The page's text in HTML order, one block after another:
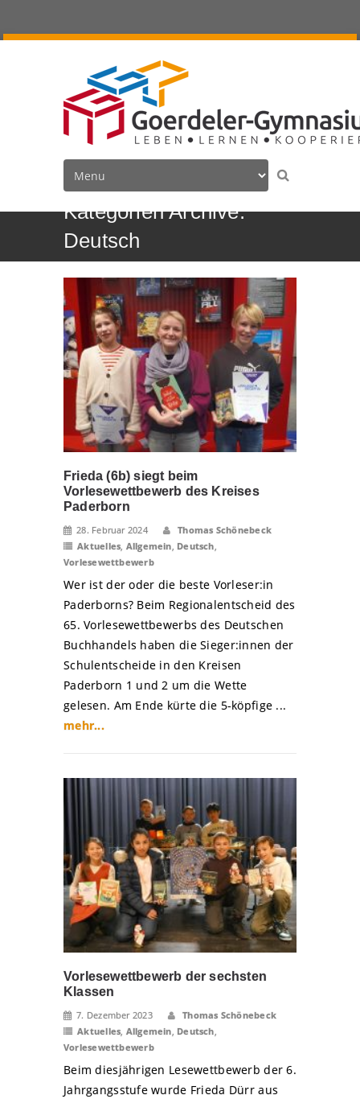
Kategorien Archive:
Deutsch
Frieda (6b) siegt beim
Vorlesewettbewerb des Kreises
Paderborn
28. Februar 2024
Thomas Schönebeck
Aktuelles Allgemein Deutsch
Vorlesewettbewerb
Wer ist der oder die beste Vorleser:in
Paderborns? Beim Regionalentscheid des
65. Vorlesewettbewerbs des Deutschen
Buchhandels haben die Sieger:innen der
Schulentscheide in den Kreisen
Paderborn 1 und 2 um die Wette
gelesen. Am Ende kürte die 5-köpfige ...
mehr...
Vorlesewettbewerb der sechsten
Klassen
7. Dezember 2023
Thomas Schönebeck
Aktuelles Allgemein Deutsch
Vorlesewettbewerb
Beim diesjährigen Lesewettbewerb der 6.
Jahrgangsstufe wurde Frieda Dürr aus